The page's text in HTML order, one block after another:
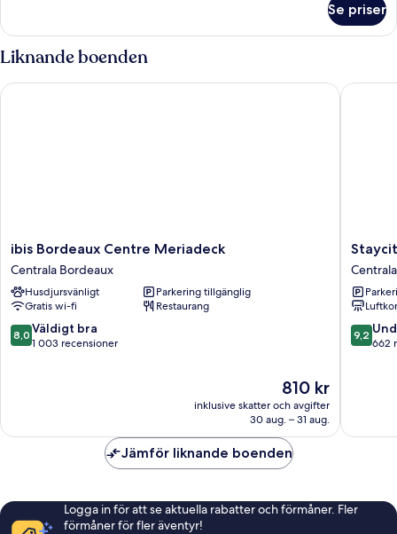
-
flera
sängar
Se priser
Liknande boenden
ibis
Bordeaux
Centre
Meriadeck
Centrala
Bordeaux
ibis Bordeaux Centre Meriadeck
Centrala Bordeaux
Husdjursvänligt
Parkering tillgänglig
Gratis wi-fi
Restaurang
8.0
av
8,0 Väldigt bra
1 003 recensioner
Priset
är
810 kr
810 kr
inklusive skatter och avgifter
30 aug. – 31 aug.
ibis Bordeaux Centre Meriadeck
Staycity
City
Centre
Centrala
9.2
av
9,2
662
Staycity
Jämför liknande boenden
Logga in för att se aktuella rabatter och förmåner. Fler
förmåner för fler äventyr!